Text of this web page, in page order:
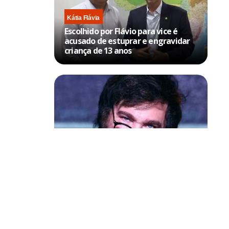
é que
está a
Kátia Flávia
Escolhido por Flávio para vice é
acusado de estuprar e engravidar
criança de 13 anos